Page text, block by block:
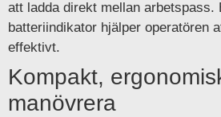
att ladda direkt mellan arbetspass.
batteriindikator hjälper operatören
effektivt.
Kompakt,
manövrera